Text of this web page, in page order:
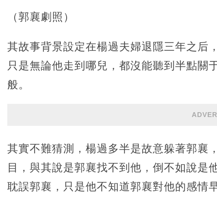
（郭襄劇照）
其故事背景設定在楊過夫婦退隱三年之后
只是無論他走到哪兒，都沒能聽到半點關
般。
其實不難猜測，楊過多半是故意躲著郭襄
目，與其說是郭襄找不到他，倒不如說是
耽誤郭襄，只是他不知道郭襄對他的感情